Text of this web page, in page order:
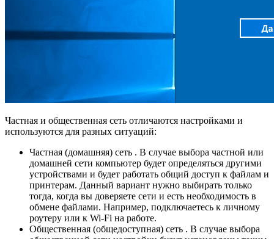
Частная и общественная сеть отличаются настройками и
используются для разных ситуаций:
Частная (домашняя) сеть . В случае выбора частной или
домашней сети компьютер будет определяться другими
устройствами и будет работать общий доступ к файлам и
принтерам. Данный вариант нужно выбирать только
тогда, когда вы доверяете сети и есть необходимость в
обмене файлами. Например, подключаетесь к личному
роутеру или к Wi-Fi на работе.
Общественная (общедоступная) сеть . В случае выбора